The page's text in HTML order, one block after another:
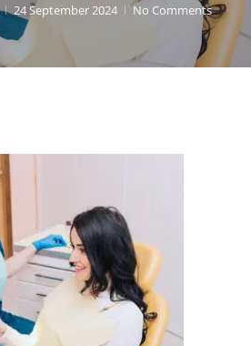
24 September 2024 No Comments